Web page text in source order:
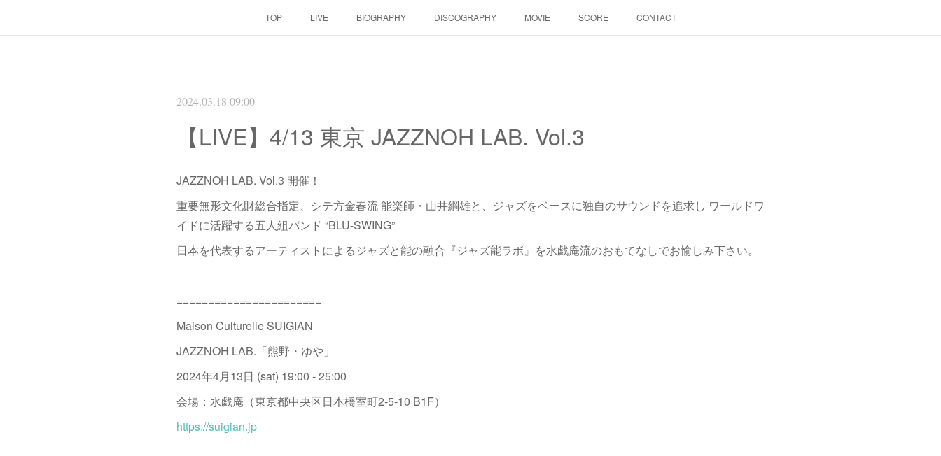
TOP LIVE BIOGRAPHY DISCOGRAPHY MOVIE SCORE CONTACT
2024.03.18 09:00
【LIVE】4/13 東京 JAZZNOH LAB. Vol.3
JAZZNOH LAB. Vol.3 開催！
重要無形文化財総合指定、シテ方金春流 能楽師・山井綱雄と、ジャズをベースに独自のサウンドを追求し ワールドワ
イドに活躍する五人組バンド “BLU-SWING”
日本を代表するアーティストによるジャズと能の融合『ジャズ能ラボ』を水戯庵流のおもてなしでお愉しみ下さい。
=======================
Maison Culturelle SUIGIAN
JAZZNOH LAB.「熊野・ゆや」
2024年4月13日 (sat) 19:00 - 25:00
会場：水戯庵（東京都中央区日本橋室町2-5-10 B1F）
https://suigian.jp